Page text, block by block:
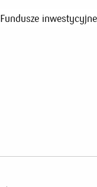
Fundusze inwestycyjne